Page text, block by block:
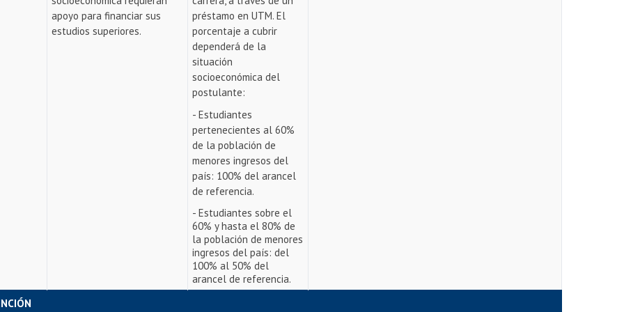
apoyo para financiar sus
estudios superiores.
préstamo en UTM. El
porcentaje a cubrir
dependerá de la
situación
socioeconómica del
postulante:
- Estudiantes
pertenecientes al 60%
de la población de
menores ingresos del
país: 100% del arancel
de referencia.
- Estudiantes sobre el
60% y hasta el 80% de
la población de menores
ingresos del país: del
100% al 50% del
arancel de referencia.